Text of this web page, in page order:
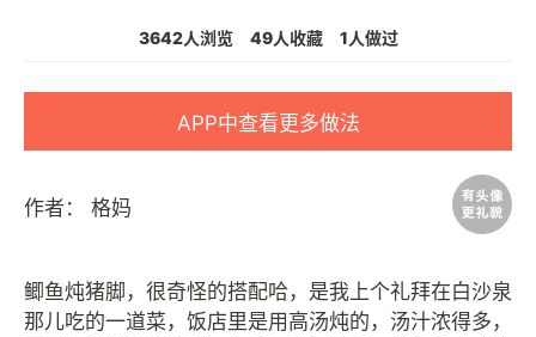
3642人浏览 49人收藏 1人做过
APP中查看更多做法
作者： 格妈
鲫鱼炖猪脚，很奇怪的搭配哈，是我上个礼拜在白沙泉
那儿吃的一道菜，饭店里是用高汤炖的，汤汁浓得多，